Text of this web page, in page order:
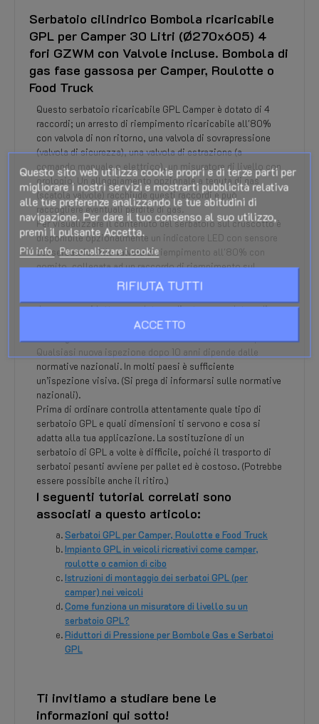
Serbatoio cilindrico Bombola ricaricabile
GPL per Camper 30 Litri (Ø270x605) 4
fori GZWM con Valvole incluse. Bombola di
gas fase gassosa per Camper, Roulotte o
Food Truck
Questo serbatoio ricaricabile GPL Camper è dotato di 4
raccordi; un arresto di riempimento ricaricabile all'80%
con valvola di non ritorno, una valvola di sovrapressione
(valvola di sicurezza), una valvola di estrazione (a
comando manuale o elettrico), un misuratore di livello con
orologio. Un alloggiamento opzionale a tenuta di gas
(scatola valvole) racchiude questi raccordi e può
raccogliere eventuali perdite di gas.
Per visualizzare il contenuto del serbatoio sul cruscotto è
disponibile opzionalmente un indicatore LED con sensore
del serbatoio. Alla valvola di riempimento all'80% con
gomito, collegata ad un raccordo di riempimento sul
veicolo, è possibile collegare un tubo di riempimento. La
pressione del gas proveniente dal serbatoio del vapore
deve essere ridotta e regolata mediante un regolatore di
Qualsiasi nuova ispezione dopo 10 anni dipende dalle
normative nazionali. In molti paesi è sufficiente
un’ispezione visiva. (Si prega di informarsi sulle normative
nazionali).
Prima di ordinare controlla attentamente quale tipo di
serbatoio GPL e quali dimensioni ti servono e cosa si
adatta alla tua applicazione. La sostituzione di un
serbatoio di GPL a volte è difficile, poiché il trasporto di
serbatoi pesanti avviene per pallet ed è costoso. (Potrebbe
essere possibile anche il ritiro.)
I seguenti tutorial correlati sono
associati a questo articolo:
Serbatoi GPL per Camper, Roulotte e Food Truck
Impianto GPL in veicoli ricreativi come camper,
roulotte o camion di cibo
Istruzioni di montaggio dei serbatoi GPL (per
camper) nei veicoli
Come funziona un misuratore di livello su un
serbatoio GPL?
Riduttori di Pressione per Bombole Gas e Serbatoi
GPL
Ti invitiamo a studiare bene le
informazioni qui sotto!
Questo sito web utilizza cookie propri e di terze parti per
migliorare i nostri servizi e mostrarti pubblicità relativa
alle tue preferenze analizzando le tue abitudini di
navigazione. Per dare il tuo consenso al suo utilizzo,
premi il pulsante Accetta.
Piú info Personalizzare i cookie
RIFIUTA TUTTI
ACCETTO